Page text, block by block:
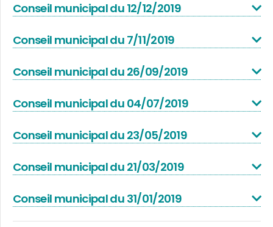
Conseil municipal du 12/12/2019
Conseil municipal du 7/11/2019
Conseil municipal du 26/09/2019
Conseil municipal du 04/07/2019
Conseil municipal du 23/05/2019
Conseil municipal du 21/03/2019
Conseil municipal du 31/01/2019